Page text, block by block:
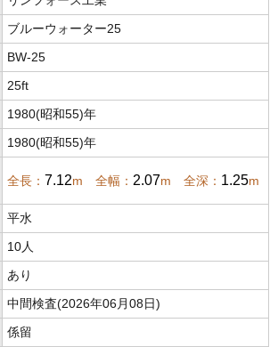
ブルーウォーター25
BW-25
25ft
1980(昭和55)年
1980(昭和55)年
全長： 7.12m 全幅： 2.07m 全深： 1.25m
平水
10人
あり
中間検査(2026年06月08日)
係留